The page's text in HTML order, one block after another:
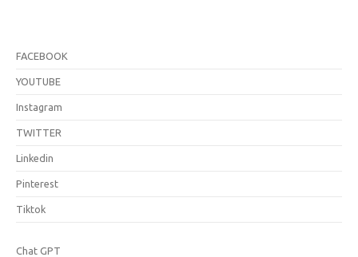
FACEBOOK
YOUTUBE
Instagram
TWITTER
Linkedin
Pinterest
Tiktok
Chat GPT